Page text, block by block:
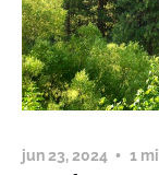
jun 23, 2024 1